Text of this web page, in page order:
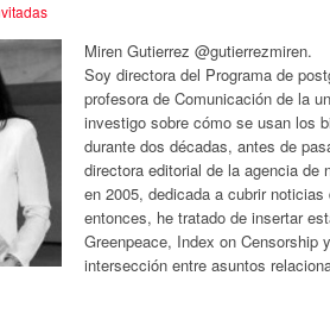
Miren Gutierrez @gutierrezmiren.
Soy directora del Programa de
profesora de Comunicación de la
investigo sobre cómo se usan los
durante dos décadas, antes de
directora editorial de la agencia
en 2005, dedicada a cubrir
entonces, he tratado de insertar
Greenpeace, Index on Censorship
intersección entre asuntos